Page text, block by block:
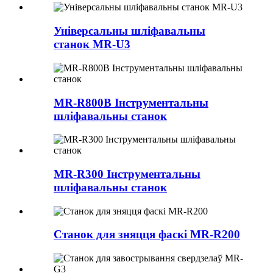
Універсальны шліфавальны
станок MR-U3
MR-R800B Інструментальны
шліфавальны станок
MR-R300 Інструментальны
шліфавальны станок
Станок для зняцця фаскі MR-R200